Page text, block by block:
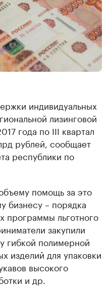
индивидуальных
лизинговой
года по III квартал
рублей, сообщает
республики по
помощь за это
бизнесу – порядка
программы льготного
закупили
гибкой полимерной
изделий для упаковки
высокого
и др.